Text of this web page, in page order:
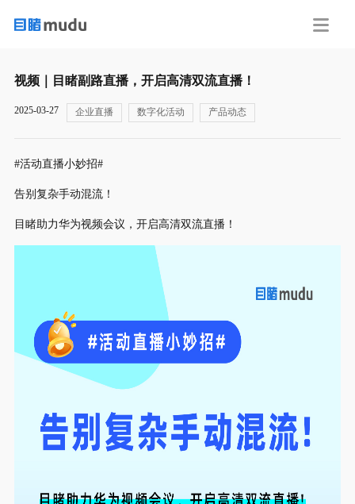
视频｜目睹副路直播，开启高清双流直播！
2025-03-27 企业直播 数字化活动 产品动态
#活动直播小妙招#
告别复杂手动混流！
目睹助力华为视频会议，开启高清双流直播！